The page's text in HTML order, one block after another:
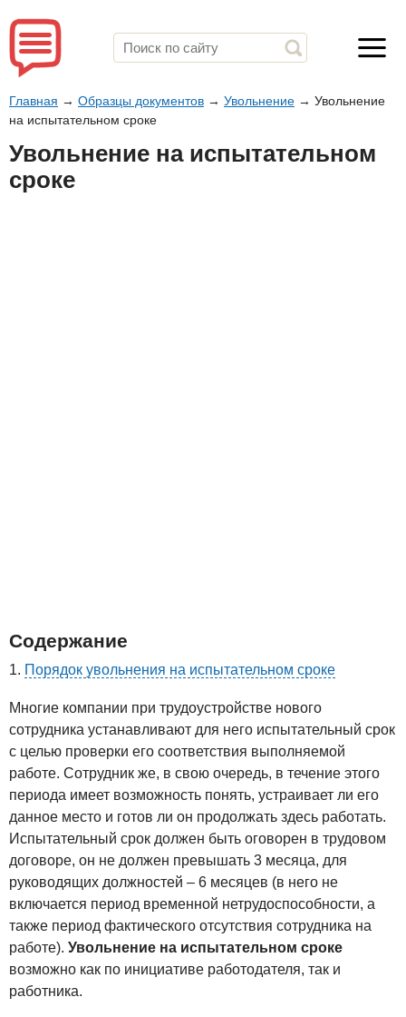
Главная → Образцы документов → Увольнение → Увольнение
на испытательном сроке
Увольнение на испытательном
сроке
Содержание
Порядок увольнения на испытательном сроке
Многие компании при трудоустройстве нового
сотрудника устанавливают для него испытательный срок
с целью проверки его соответствия выполняемой
работе. Сотрудник же, в свою очередь, в течение этого
периода имеет возможность понять, устраивает ли его
данное место и готов ли он продолжать здесь работать.
Испытательный срок должен быть оговорен в трудовом
договоре, он не должен превышать 3 месяца, для
руководящих должностей – 6 месяцев (в него не
включается период временной нетрудоспособности, а
также период фактического отсутствия сотрудника на
работе). Увольнение на испытательном сроке
возможно как по инициативе работодателя, так и
работника.